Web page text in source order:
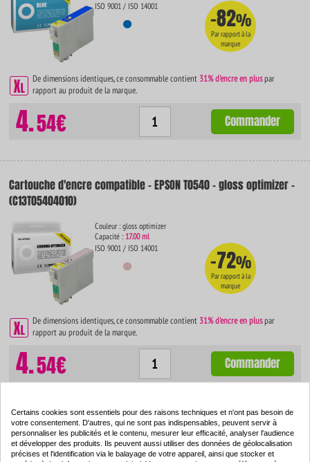
ISO 9001 / ISO 14001
-82%
Par rapport à la
marque
De dimensions identiques, ce consommable contient 31% d'encre en pluspar
rapport au produit de la marque.
4.54€ Commander
Cartouche d'encre compatible - EPSON T0540 - gloss optimizer -
(C13T05404010)
Couleur : gloss optimizer
Capacité : 17.00 ml
ISO 9001 / ISO 14001
-72%
Par rapport à la
marque
De dimensions identiques, ce consommable contient 31% d'encre en pluspar
rapport au produit de la marque.
4.54€ Commander
Cartouche d'encre compatible - EPSON T0547 - rouge -
(C13T05474010)
Certains cookies sont essentiels pour des raisons techniques et n'ont pas besoin de
votre consentement. D'autres, qui ne sont pas indispensables, peuvent servir à
personnaliser les publicités et le contenu, mesurer leur efficacité, analyser l'audience
et développer des produits. Ils peuvent aussi utiliser des données de géolocalisation
précises et l'identification via le balayage de votre appareil, ainsi que stocker et